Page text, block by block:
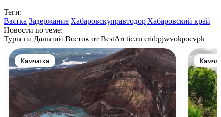
Теги:
Взятка Задержание Хабаровскуправтодор Хабаровский край
Новости по теме:
Туры на Дальний Восток от BestArctic.ru erid:pjwvokpoevpk